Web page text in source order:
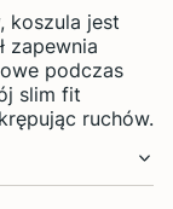
koszula jest
zapewnia
podczas
slim fit
ruchów.